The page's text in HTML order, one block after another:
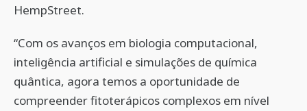
HempStreet.
“Com os avanços em biologia computacional,
inteligência artificial e simulações de química
quântica, agora temos a oportunidade de
compreender fitoterápicos complexos em nível